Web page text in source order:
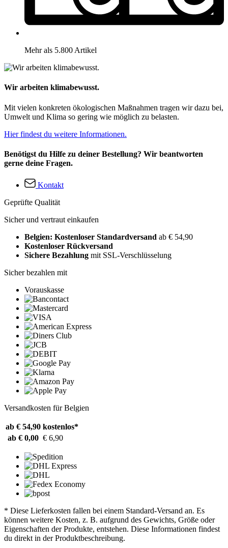
Mehr als 5.800 Artikel
Wir arbeiten klimabewusst.
Mit vielen konkreten ökologischen Maßnahmen tragen wir dazu bei,
Umwelt und Klima so gering wie möglich zu belasten.
Hier findest du weitere Informationen.
Benötigst du Hilfe zu deiner Bestellung? Wir beantworten
gerne deine Fragen.
Kontakt
Geprüfte Qualität
Sicher und vertraut einkaufen
Belgien: Kostenloser Standardversand ab € 54,90
Kostenloser Rückversand
Sichere Bezahlung mit SSL-Verschlüsselung
Sicher bezahlen mit
Vorauskasse
Versandkosten für Belgien
ab € 54,90 kostenlos*
ab € 0,00 € 6,90
* Diese Lieferkosten fallen bei einem Standard-Versand an. Es
können weitere Kosten, z. B. aufgrund des Gewichts, Größe oder
Eigenschaften der Produkte, entstehen. Diese Informationen findest
du direkt in der Produktbeschreibung.